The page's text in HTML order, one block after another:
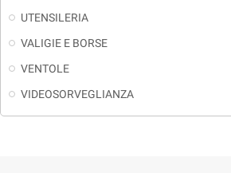
UTENSILERIA
VALIGIE E BORSE
VENTOLE
VIDEOSORVEGLIANZA